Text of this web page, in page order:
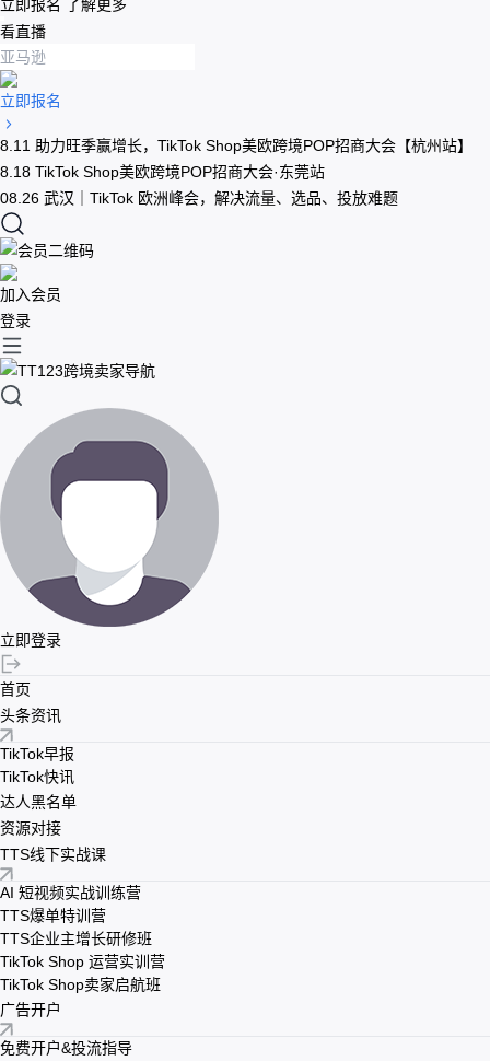
立即报名 了解更多
看直播
立即报名
8.11 助力旺季赢增长，TikTok Shop美欧跨境POP招商大会【杭州站】
8.18 TikTok Shop美欧跨境POP招商大会·东莞站
08.26 武汉｜TikTok 欧洲峰会，解决流量、选品、投放难题
加入会员
登录
立即登录
首页
头条资讯
TikTok早报
TikTok快讯
达人黑名单
资源对接
TTS线下实战课
AI 短视频实战训练营
TTS爆单特训营
TTS企业主增长研修班
TikTok Shop 运营实训营
TikTok Shop卖家启航班
广告开户
免费开户&投流指导